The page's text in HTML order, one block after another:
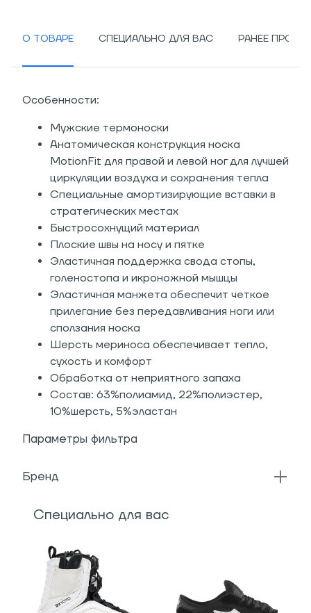
О ТОВАРЕ СПЕЦИАЛЬНО ДЛЯ ВАС РАНЕЕ
Особенности:
Мужские термоноски
Анатомическая конструкция носка
MotionFit для правой и левой ног для лучшей
циркуляции воздуха и сохранения тепла
Специальные амортизирующие вставки в
стратегических местах
Быстросохнущий материал
Плоские швы на носу и пятке
Эластичная поддержка свода стопы,
голеностопа и икроножной мышцы
Эластичная манжета обеспечит четкое
прилегание без передавливания ноги или
сползания носка
Шерсть мериноса обеспечивает тепло,
сухость и комфорт
Обработка от неприятного запаха
Состав: 63%полиамид, 22%полиэстер,
10%шерсть, 5%эластан
Параметры фильтра
Бренд
Специально для вас